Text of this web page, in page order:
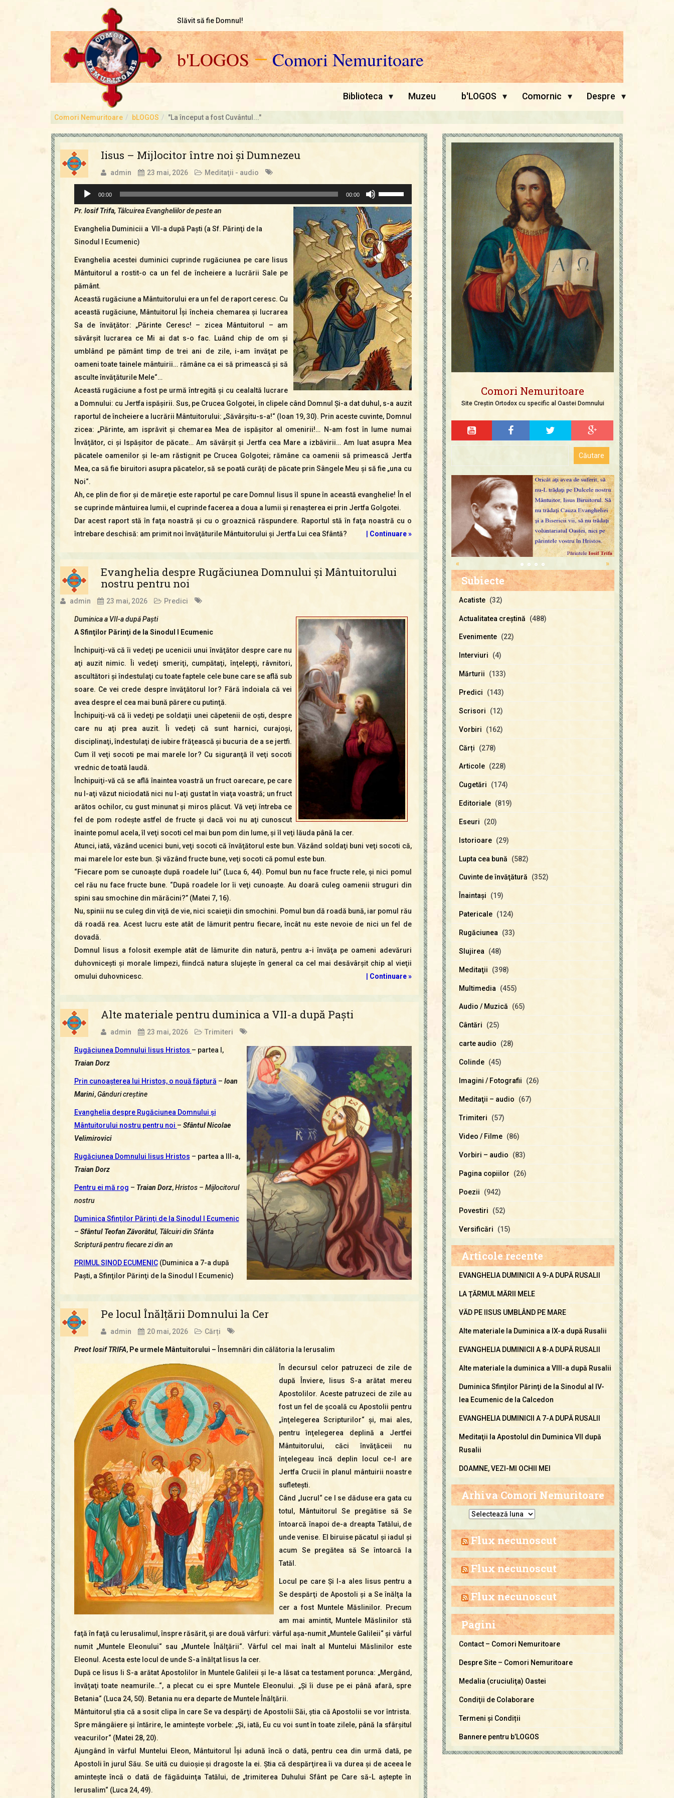
Slăvit să fie Domnul!
b'LOGOS—Comori Nemuritoare
Biblioteca ▾ Muzeu b'LOGOS ▾ Comornic ▾ Despre ▾
Comori Nemuritoare bLOGOS "La început a fost Cuvântul..."
Iisus – Mijlocitor între noi şi Dumnezeu
admin 23 mai, 2026 Meditaţii - audio
Player
audio
00:00 00:00
tastele
săgeată
sus/jos
pentru
a
mări
sau
micșora
volumul.
Pr. Iosif Trifa, Tâlcuirea Evangheliilor de peste an
Evanghelia Duminicii a VII-a după Paști (a Sf. Părinţi de la
Sinodul I Ecumenic)
Evanghelia acestei duminici cuprinde rugăciunea pe care Iisus
Mântuitorul a rostit-o ca un fel de încheiere a lucrării Sale pe
pământ.
Această rugăciune a Mântuitorului era un fel de raport ceresc. Cu
această rugăciune, Mântuitorul Îşi încheia chemarea şi lucrarea
Sa de învăţător: „Părinte Ceresc! – zicea Mântuitorul – am
săvârşit lucrarea ce Mi ai dat s-o fac. Luând chip de om şi
umblând pe pământ timp de trei ani de zile, i-am învăţat pe
oameni toate tainele mântuirii… rămâne ca ei să primească şi să
asculte învăţăturile Mele“…
Această rugăciune a fost pe urmă întregită şi cu cealaltă lucrare
a Domnului: cu Jertfa ispăşirii. Sus, pe Crucea Golgotei, în clipele când Domnul Şi-a dat duhul, s-a auzit
raportul de încheiere a lucrării Mântuitorului: „Săvârşitu-s-a!“ (Ioan 19, 30). Prin aceste cuvinte, Domnul
zicea: „Părinte, am isprăvit şi chemarea Mea de ispăşitor al omenirii!… N-am fost în lume numai
Învăţător, ci şi Ispăşitor de păcate… Am săvârşit şi Jertfa cea Mare a izbăvirii… Am luat asupra Mea
păcatele oamenilor şi le-am răstignit pe Crucea Golgotei; rămâne ca oamenii să primească Jertfa
Mea, ca să fie biruitori asupra păcatelor, să se poată curăţi de păcate prin Sângele Meu şi să fie „una cu
Noi“.
Ah, ce plin de fior şi de măreţie este raportul pe care Domnul Iisus îl spune în această evanghelie! În el
se cuprinde mântuirea lumii, el cuprinde facerea a doua a lumii şi renaşterea ei prin Jertfa Golgotei.
Dar acest raport stă în faţa noastră şi cu o groaznică răspundere. Raportul stă în faţa noastră cu o
întrebare deschisă: am primit noi învăţăturile Mântuitorului şi Jertfa Lui cea Sfântă?
| Continuare »
Evanghelia despre Rugăciunea Domnului şi Mântuitorului
nostru pentru noi
admin 23 mai, 2026 Predici
Duminica a VII-a după Paşti
A Sfinţilor Părinţi de la Sinodul I Ecumenic
Închipuiţi-vă că îi vedeţi pe ucenicii unui învăţător despre care nu
aţi auzit nimic. Îi vedeţi smeriţi, cumpătaţi, înţelepţi, râvnitori,
ascultători şi îndestulaţi cu toate faptele cele bune care se află sub
soare. Ce vei crede despre învăţătorul lor? Fără îndoiala că vei
avea despre el cea mai bună părere cu putinţă.
Închipuiţi-vă că îi vedeţi pe soldaţii unei căpetenii de oşti, despre
care nu aţi prea auzit. Îi vedeţi că sunt harnici, curajoşi,
disciplinaţi, îndestulaţi de iubire frăţească şi bucuria de a se jertfi.
Cum îl veţi socoti pe mai marele lor? Cu siguranţă îl veţi socoti
vrednic de toată laudă.
Închipuiţi-vă că se află înaintea voastră un fruct oarecare, pe care
nu l-aţi văzut niciodată nici nu l-aţi gustat în viaţa voastră; un fruct
arătos ochilor, cu gust minunat şi miros plăcut. Vă veţi întreba ce
fel de pom rodeşte astfel de fructe şi dacă voi nu aţi cunoscut
înainte pomul acela, îl veţi socoti cel mai bun pom din lume, şi îl veţi lăuda până la cer.
Atunci, iată, văzând ucenici buni, veţi socoti că învăţătorul este bun. Văzând soldaţi buni veţi socoti că,
mai marele lor este bun. Şi văzând fructe bune, veţi socoti că pomul este bun.
“Fiecare pom se cunoaşte după roadele lui” (Luca 6, 44). Pomul bun nu face fructe rele, şi nici pomul
cel rău nu face fructe bune. “După roadele lor îi veţi cunoaşte. Au doară culeg oamenii struguri din
spini sau smochine din mărăcini?” (Matei 7, 16).
Nu, spinii nu se culeg din viţă de vie, nici scaieţii din smochini. Pomul bun dă roadă bună, iar pomul rău
dă roadă rea. Acest lucru este atât de lămurit pentru fiecare, încât nu este nevoie de nici un fel de
dovadă.
Domnul Iisus a folosit exemple atât de lămurite din natură, pentru a-i învăţa pe oameni adevăruri
duhovniceşti şi morale limpezi, fiindcă natura slujeşte în general ca cel mai desăvârşit chip al vieţii
omului duhovnicesc.
| Continuare »
Alte materiale pentru duminica a VII-a după Paşti
admin 23 mai, 2026 Trimiteri
Rugăciunea Domnului Iisus Hristos – partea I,
Traian Dorz
Prin cunoaşterea lui Hristos, o nouă făptură – Ioan
Marini,Gânduri creştine
Evanghelia despre Rugăciunea Domnului şi
Mântuitorului nostru pentru noi – Sfântul Nicolae
Velimirovici
Rugăciunea Domnului Iisus Hristos – partea a III-a,
Traian Dorz
Pentru ei mă rog – Traian Dorz,Hristos – Mijlocitorul
nostru
Duminica Sfinţilor Părinţi de la Sinodul I Ecumenic
– Sfântul Teofan Zăvorâtul, Tâlcuiri din Sfânta
Scriptură pentru fiecare zi din an
PRIMUL SINOD ECUMENIC(Duminica a 7-a după
Paşti, a Sfinţilor Părinţi de la Sinodul I Ecumenic)
Pe locul Înălţării Domnului la Cer
admin 20 mai, 2026 Cărți
Preot Iosif TRIFA,Pe urmele Mântuitorului –Însemnări din călătoria la Ierusalim
În decursul celor patruzeci de zile de
după Înviere, Iisus S-a arătat mereu
Apostolilor. Aceste patruzeci de zile au
fost un fel de şcoală cu Apostolii pentru
„înţelegerea Scripturilor“ şi, mai ales,
pentru înţelegerea deplină a Jertfei
Mântuitorului, căci învăţăceii nu
înţelegeau încă deplin locul ce-l are
Jertfa Crucii în planul mântuirii noastre
sufleteşti.
Când „lucrul“ ce I se dăduse era gata cu
totul, Mântuitorul Se pregătise să Se
întoarcă înapoi de-a dreapta Tatălui, de
unde venise. El biruise păcatul şi iadul şi
acum Se pregătea să Se întoarcă la
Tatăl.
Locul pe care Şi l-a ales Iisus pentru a
Se despărţi de Apostoli şi a Se înălţa la
cer a fost Muntele Măslinilor. Precum
am mai amintit, Muntele Măslinilor stă
faţă în faţă cu Ierusalimul, înspre răsărit, şi are două vârfuri: vârful aşa-numit „Muntele Galileii“ şi vârful
numit „Muntele Eleonului“ sau „Muntele Înălţării“. Vârful cel mai înalt al Muntelui Măslinilor este
Eleonul. Acesta este locul de unde S-a înălţat Iisus la cer.
După ce Iisus li S-a arătat Apostolilor în Muntele Galileii şi le-a lăsat ca testament porunca: „Mergând,
învăţaţi toate nea­mu­rile…“, a plecat cu ei spre Muntele Eleonului. „Şi îi du­se pe ei până a­fară, spre
Betania“ (Luca 24, 50). Be­tania nu era de­parte de Muntele Înălţării.
Mân­tuitorul ştia că a sosit cli­pa în ca­re Se va despărţi de Apostolii Săi, ştia că Apostolii se vor întrista.
Spre mângâiere şi întărire, le aminteşte vorbele: „Şi, iată, Eu cu voi sunt în toate zilele, până la sfârşitul
veacurilor“ (Matei 28, 20).
Ajungând în vârful Muntelui Eleon, Mântuitorul Îşi adună încă o dată, pentru cea din urmă dată, pe
Apostoli în jurul Său. Se uită cu duioşie şi dragoste la ei. Ştia că despărţirea îi va durea şi de aceea le
aminteşte încă o dată de făgăduinţa Tatălui, de „trimiterea Duhului Sfânt pe Care să-L aştepte în
Ierusalim“ (Luca 24, 49).
Comori Nemuritoare
Site Creștin Ortodox cu specific al Oastei Domnului
»
«
Subiecte
Acatiste (32)
Actualitatea creştină (488)
Evenimente (22)
Interviuri (4)
Mărturii (133)
Predici (143)
Scrisori (12)
Vorbiri (162)
Cărți (278)
Articole (228)
Cugetări (174)
Editoriale (819)
Eseuri (20)
Istorioare (29)
Lupta cea bună (582)
Cuvinte de învăţătură (352)
Înaintaşi (19)
Patericale (124)
Rugăciunea (33)
Slujirea (48)
Meditaţii (398)
Multimedia (455)
Audio / Muzică (65)
Cântări (25)
carte audio (28)
Colinde (45)
Imagini / Fotografii (26)
Meditaţii – audio (67)
Trimiteri (57)
Video / Filme (86)
Vorbiri – audio (83)
Pagina copiilor (26)
Poezii (942)
Povestiri (52)
Versificări (15)
Articole recente
EVANGHELIA DUMINICII A 9-A DUPĂ RUSALII
LA ŢĂRMUL MĂRII MELE
VĂD PE IISUS UMBLÂND PE MARE
Alte materiale la Duminica a IX-a după Rusalii
EVANGHELIA DUMINICII A 8-A DUPĂ RUSALII
Alte materiale la duminica a VIII-a după Rusalii
Duminica Sfinţilor Părinţi de la Sinodul al IV-
lea Ecumenic de la Calcedon
EVANGHELIA DUMINICII A 7-A DUPĂ RUSALII
Meditaţii la Apostolul din Duminica VII după
Rusalii
DOAMNE, VEZI-MI OCHII MEI
Arhiva Comori Nemuritoare
h
i
v
C
o
m
o
i
u
Flux necunoscut
Flux necunoscut
Flux necunoscut
Pagini
Contact – Comori Nemuritoare
Despre Site – Comori Nemuritoare
Medalia (cruciuliţa) Oastei
Condiţii de Colaborare
Termeni și Condiții
Bannere pentru b’LOGOS